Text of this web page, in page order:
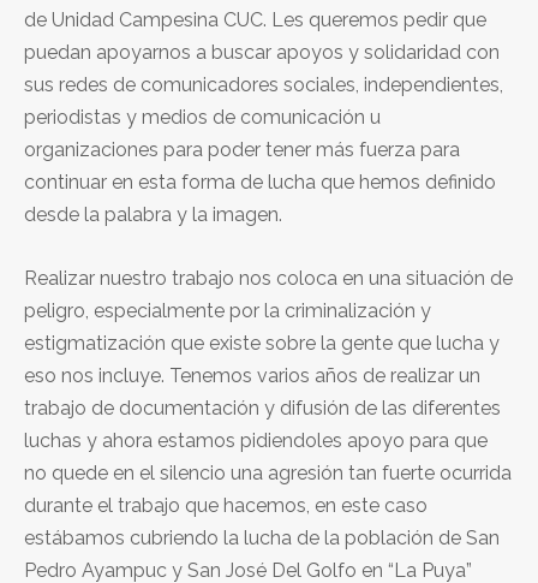
de Unidad Campesina CUC. Les queremos pedir que
puedan apoyarnos a buscar apoyos y solidaridad con
sus redes de comunicadores sociales, independientes,
periodistas y medios de comunicación u
organizaciones para poder tener más fuerza para
continuar en esta forma de lucha que hemos definido
desde la palabra y la imagen.
Realizar nuestro trabajo nos coloca en una situación de
peligro, especialmente por la criminalización y
estigmatización que existe sobre la gente que lucha y
eso nos incluye. Tenemos varios años de realizar un
trabajo de documentación y difusión de las diferentes
luchas y ahora estamos pidiendoles apoyo para que
no quede en el silencio una agresión tan fuerte ocurrida
durante el trabajo que hacemos, en este caso
estábamos cubriendo la lucha de la población de San
Pedro Ayampuc y San José Del Golfo en “La Puya”